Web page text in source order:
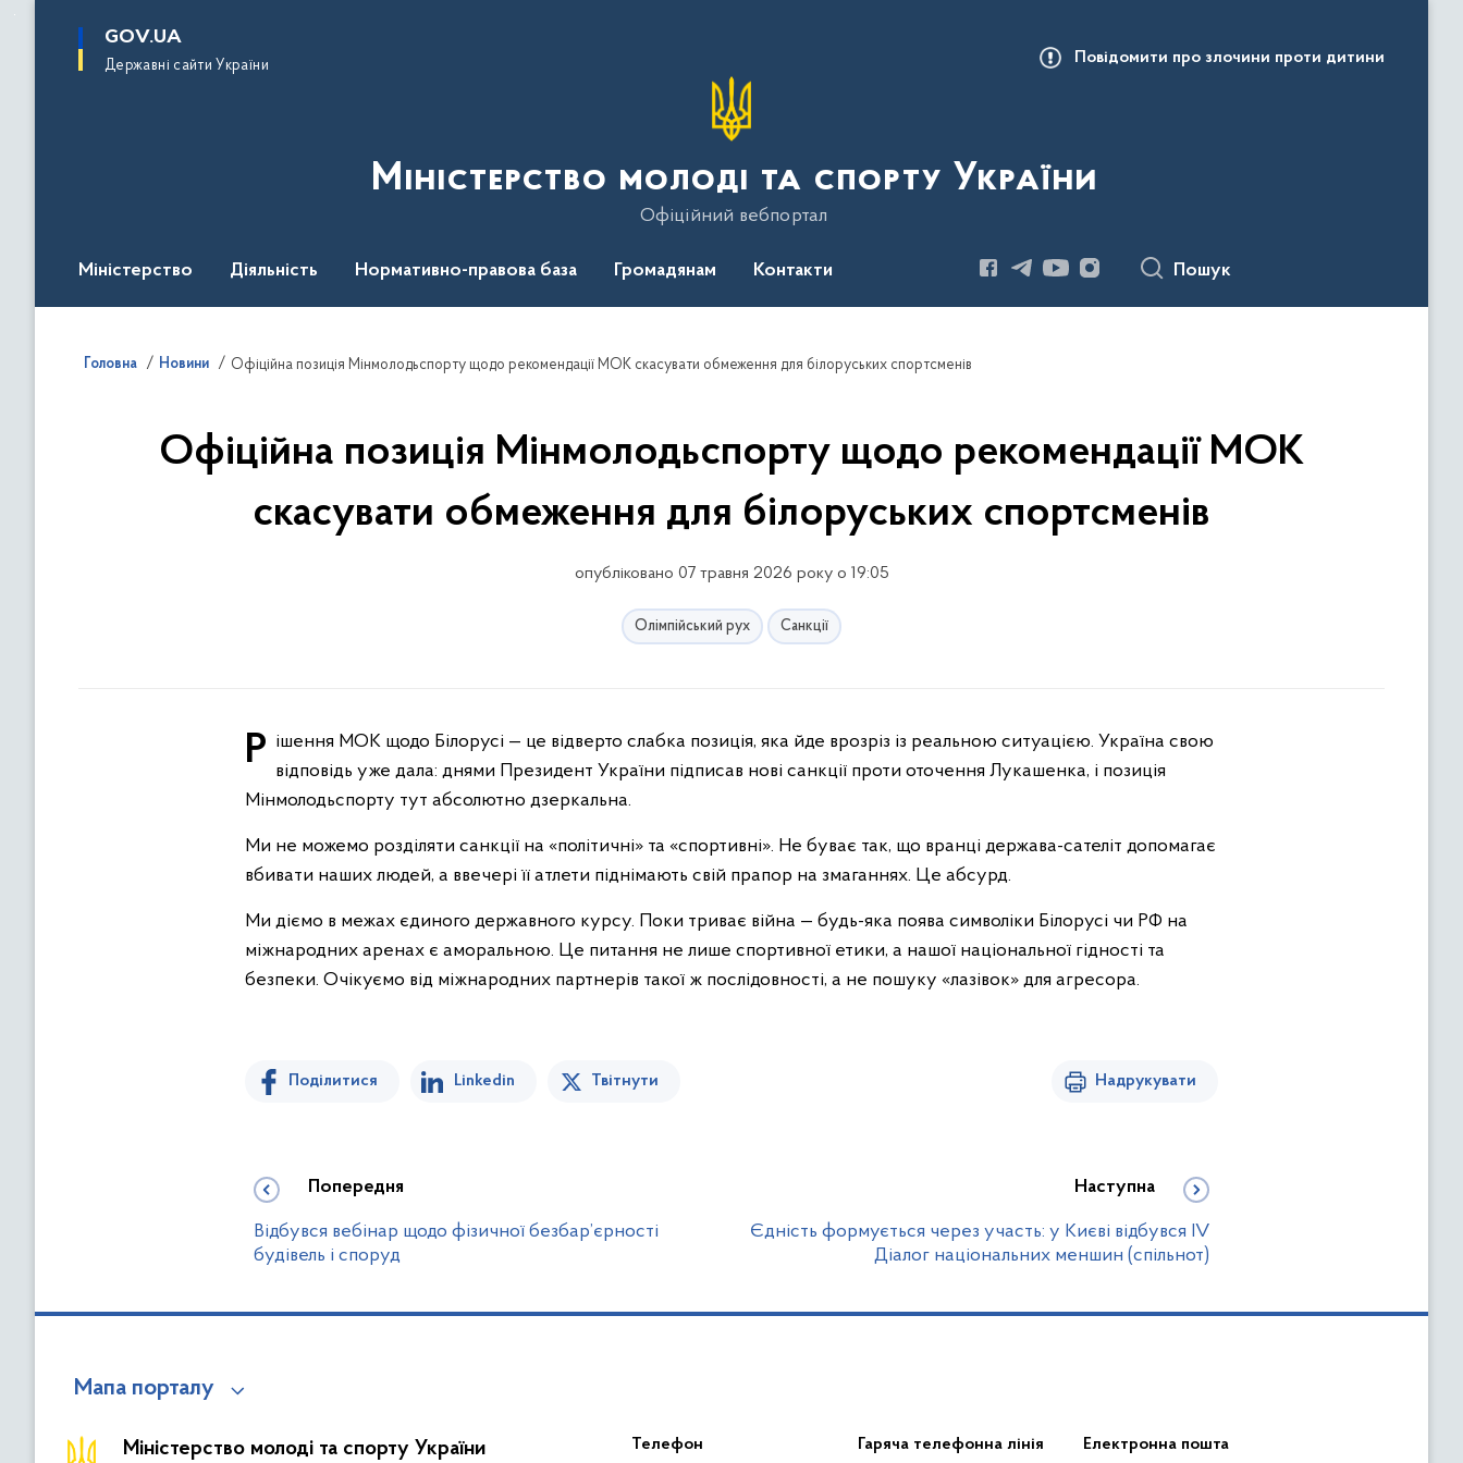
основного
GOV.UA
Державні сайти України Повідомити про злочини проти дитини
Міністерство молоді та спорту України
Офіційний вебпортал
Міністерство Діяльність Нормативно-правова база Громадянам Контакти Пошук
Головна Новини Офіційна позиція Мінмолодьспорту щодо рекомендації МОК скасувати обмеження для білоруських спортсменів
Офіційна позиція Мінмолодьспорту щодо рекомендації МОК
скасувати обмеження для білоруських спортсменів
опубліковано 07 травня 2026 року о 19:05
Олімпійський рух Санкції
Рішення МОК щодо Білорусі — це відверто слабка позиція, яка йде врозріз із реальною ситуацією. Україна свою відповідь уже дала: днями Президент України підписав нові санкції проти оточення Лукашенка, і позиція
Мінмолодьспорту тут абсолютно дзеркальна.
Ми не можемо розділяти санкції на «політичні» та «спортивні». Не буває так, що вранці держава-сателіт допомагає
вбивати наших людей, а ввечері її атлети піднімають свій прапор на змаганнях. Це абсурд.
Ми діємо в межах єдиного державного курсу. Поки триває війна — будь-яка поява символіки Білорусі чи РФ на
міжнародних аренах є аморальною. Це питання не лише спортивної етики, а нашої національної гідності та
безпеки. Очікуємо від міжнародних партнерів такої ж послідовності, а не пошуку «лазівок» для агресора.
Поділитися Linkedin Твітнути Надрукувати
Попередня
Відбувся вебінар щодо фізичної безбар’єрності
будівель і споруд
Наступна
Єдність формується через участь: у Києві відбувся IV
Діалог національних меншин (спільнот)
Мапа порталу
Міністерство молоді та спорту України Телефон Гаряча телефонна лінія Електронна пошта